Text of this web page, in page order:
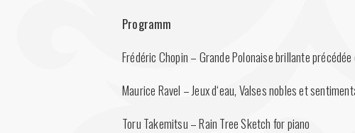
Programm
Frédéric Chopin – Grande Polonaise brillante
Maurice Ravel – Jeux d‘eau, Valses nobles et
Toru Takemitsu – Rain Tree Sketch for piano